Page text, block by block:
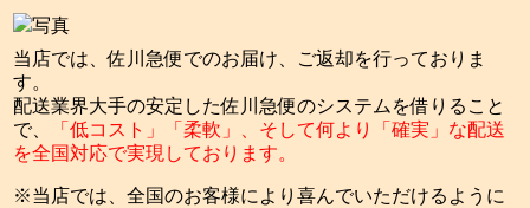
当店では、佐川急便でのお届け、ご返却を行っておりま
す。
配送業界大手の安定した佐川急便のシステムを借りること
で、
「低コスト」「柔軟」、そして何より「確実」な配送
を全国対応で実現しております。
当店では、全国のお客様により喜んでいただけるように